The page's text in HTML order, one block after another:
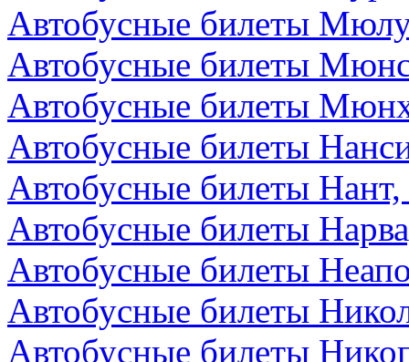
Автобусные билеты
Автобусные билеты
Автобусные билеты
Автобусные билеты
Автобусные билеты
Автобусные билеты
Автобусные билеты
Автобусные билеты
Автобусные билеты